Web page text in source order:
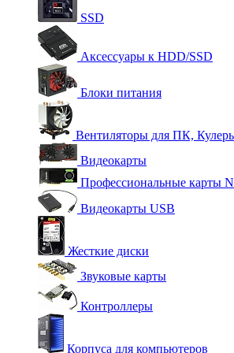
SSD
Аксессуары к HDD/SSD
Блоки питания
Вентиляторы для ПК,
Видеокарты
Профессиональные карты
Видеокарты USB
Жесткие диски
Звуковые карты
Контроллеры
Корпуса для компьютеров